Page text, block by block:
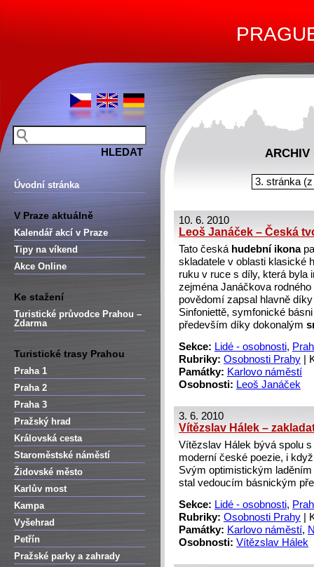
Úvodní stránka
V Praze aktuálně
Kalendář akcí v Praze
Tipy na víkend
Akce Online
Ke stažení
Turistické průvodce Prahou –
Zdarma
Turistické trasy Prahou
Praha 1
Praha 2
Praha 3
Pražský hrad
Královská cesta
Staroměstské náměstí
Židovské město
Karlův most
Kampa
Vyšehrad
Petřín
Pražské parky a zahrady
ARCHIV
3. stránka
10. 6. 2010
Leoš Janáček – Česká
Tato česká hudební ikona
skladatele v oblasti klasické
ruku v ruce s díly, která byla
zejména Janáčkova rodného
povědomí zapsal hlavně
Sinfoniettě, symfonické
především díky dokonalým
Sekce: Lidé - osobnosti,
Rubriky: Osobnosti Prahy
Památky: Karlovo náměstí
Osobnosti: Leoš Janáček
3. 6. 2010
Vítězslav Hálek –
Vítězslav Hálek bývá spolu
moderní české poezie, i
Svým optimistickým
stal vedoucím básnickým
Sekce: Lidé - osobnosti,
Rubriky: Osobnosti Prahy
Památky: Karlovo náměstí,
Osobnosti: Vítězslav Hálek